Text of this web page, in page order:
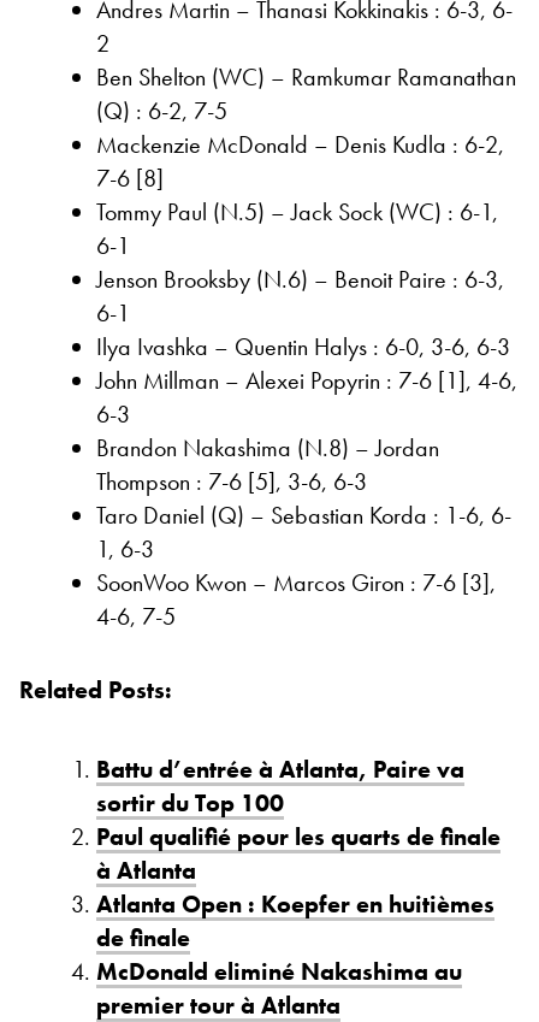
Andres Martin – Thanasi Kokkinakis : 6-3, 6-
2
Ben Shelton (WC) – Ramkumar Ramanathan
(Q) : 6-2, 7-5
Mackenzie McDonald – Denis Kudla : 6-2,
7-6 [8]
Tommy Paul (N.5) – Jack Sock (WC) : 6-1,
6-1
Jenson Brooksby (N.6) – Benoit Paire : 6-3,
6-1
Ilya Ivashka – Quentin Halys : 6-0, 3-6, 6-3
John Millman – Alexei Popyrin : 7-6 [1], 4-6,
6-3
Brandon Nakashima (N.8) – Jordan
Thompson : 7-6 [5], 3-6, 6-3
Taro Daniel (Q) – Sebastian Korda : 1-6, 6-
1, 6-3
SoonWoo Kwon – Marcos Giron : 7-6 [3],
4-6, 7-5
Related Posts:
Battu d’entrée à Atlanta, Paire va
sortir du Top 100
Paul qualifié pour les quarts de finale
à Atlanta
Atlanta Open : Koepfer en huitièmes
de finale
McDonald eliminé Nakashima au
premier tour à Atlanta